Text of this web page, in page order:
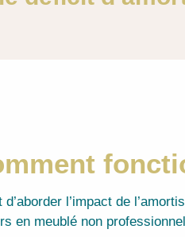
d’aborder l’impact de
en meublé non